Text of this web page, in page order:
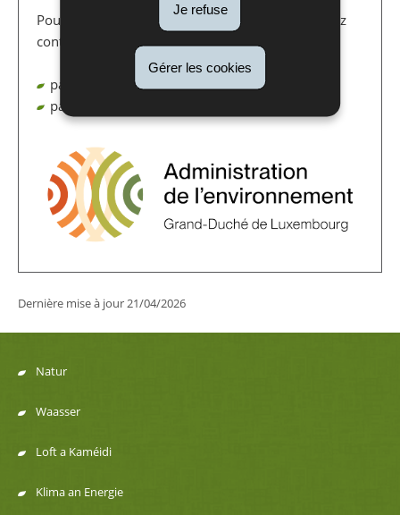
Je refuse
Gérer les cookies
Pour toute question relative à l'ETS 1 ou 2, veuillez
contacter l'Administration de l'environnement
par téléphone au 247 59 - 033
par email au helpdesk:
Dernière mise à jour21/04/2026
Menu
de
navigation
Natur
Waasser
Loft a Kaméidi
Klima an Energie